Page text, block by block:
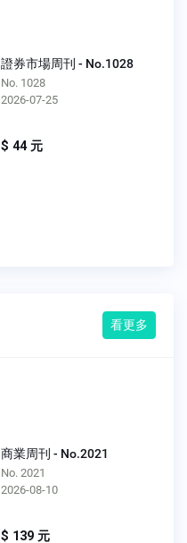
證券市場周刊 - No.1028
No. 1028
2026-07-25
$ 44 元
看更多
商業周刊 - No.2021
No. 2021
2026-08-10
$ 139 元